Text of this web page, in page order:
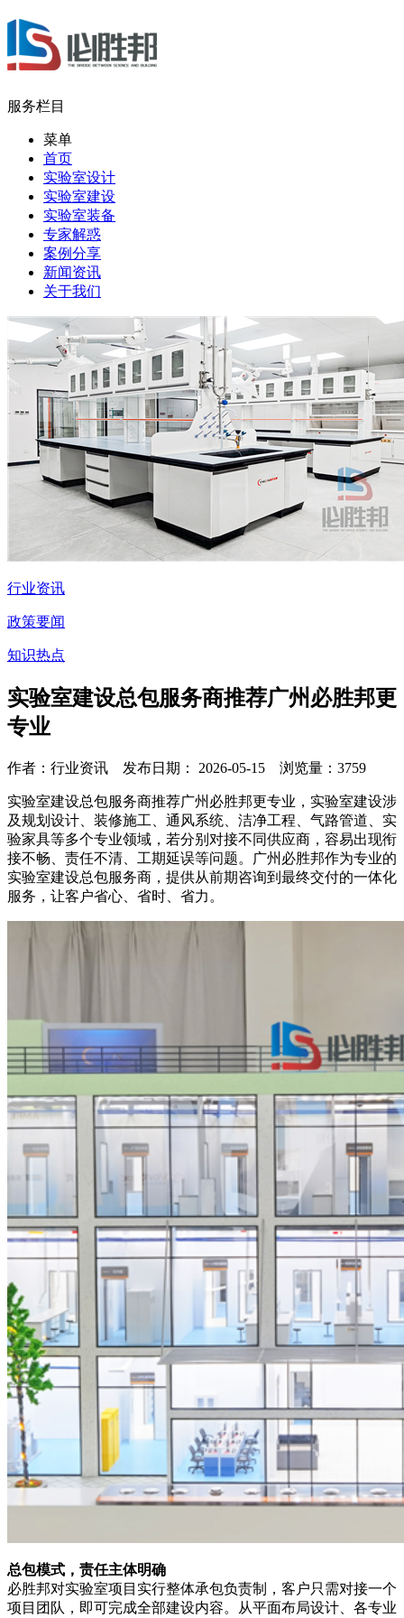
服务栏目
菜单
首页
实验室设计
实验室建设
实验室装备
专家解惑
案例分享
新闻资讯
关于我们
行业资讯
政策要闻
知识热点
实验室建设总包服务商推荐广州必胜邦更
专业
作者：行业资讯 发布日期： 2026-05-15 浏览量： 3759
实验室建设总包服务商推荐广州必胜邦更专业， 实验室建设涉
及规划设计、装修施工、通风系统、洁净工程、气路管道、实
验家具等多个专业领域，若分别对接不同供应商，容易出现衔
接不畅、责任不清、工期延误等问题。广州必胜邦作为专业的
实验室建设总包服务商，提供从前期咨询到最终交付的一体化
服务，让客户省心、省时、省力。
总包模式，责任主体明确
必胜邦对实验室项目实行整体承包负责制，客户只需对接一个
项目团队，即可完成全部建设内容。从平面布局设计、各专业